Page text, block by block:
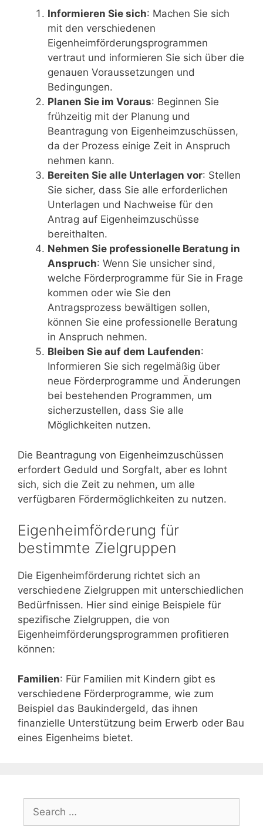
Informieren Sie sich: Machen Sie sich
mit den verschiedenen
Eigenheimförderungsprogrammen
vertraut und informieren Sie sich über die
genauen Voraussetzungen und
Bedingungen.
Planen Sie im Voraus: Beginnen Sie
frühzeitig mit der Planung und
Beantragung von Eigenheimzuschüssen,
da der Prozess einige Zeit in Anspruch
nehmen kann.
Bereiten Sie alle Unterlagen vor: Stellen
Sie sicher, dass Sie alle erforderlichen
Unterlagen und Nachweise für den
Antrag auf Eigenheimzuschüsse
bereithalten.
Nehmen Sie professionelle Beratung in
Anspruch: Wenn Sie unsicher sind,
welche Förderprogramme für Sie in Frage
kommen oder wie Sie den
Antragsprozess bewältigen sollen,
können Sie eine professionelle Beratung
in Anspruch nehmen.
Bleiben Sie auf dem Laufenden:
Informieren Sie sich regelmäßig über
neue Förderprogramme und Änderungen
bei bestehenden Programmen, um
sicherzustellen, dass Sie alle
Möglichkeiten nutzen.
Die Beantragung von Eigenheimzuschüssen
erfordert Geduld und Sorgfalt, aber es lohnt
sich, sich die Zeit zu nehmen, um alle
verfügbaren Fördermöglichkeiten zu nutzen.
Eigenheimförderung für
bestimmte Zielgruppen
Die Eigenheimförderung richtet sich an
verschiedene Zielgruppen mit unterschiedlichen
Bedürfnissen. Hier sind einige Beispiele für
spezifische Zielgruppen, die von
Eigenheimförderungsprogrammen profitieren
können:
Familien: Für Familien mit Kindern gibt es
verschiedene Förderprogramme, wie zum
Beispiel das Baukindergeld, das ihnen
finanzielle Unterstützung beim Erwerb oder Bau
eines Eigenheims bietet.
for: